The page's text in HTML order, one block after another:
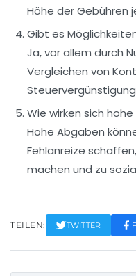
Höhe der Gebühren
Gibt es
Ja, vor allem durch
Vergleichen von
Wie wirken sich
Hohe Abgaben
Fehlanreize
machen und zu
TEILEN: TWITTER